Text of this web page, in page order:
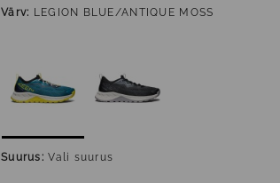
Värv: LEGION BLUE/ANTIQUE MOSS
Suurus: Vali suurus